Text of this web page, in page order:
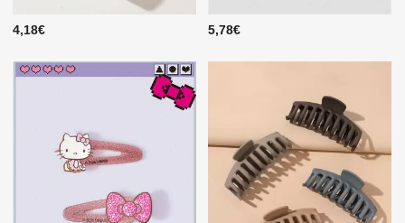
4,18€ 5,78€